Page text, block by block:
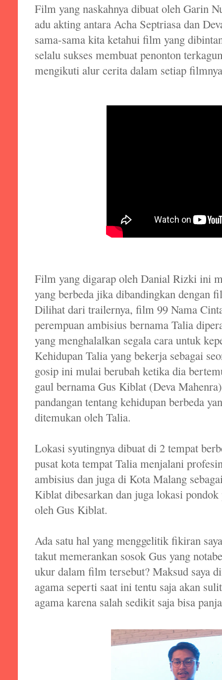
Film yang naskahnya dibuat oleh Garin
adu akting antara Acha Septriasa dan
sama-sama kita ketahui film yang
selalu sukses membuat penonton
mengikuti alur cerita dalam setiap
Film yang digarap oleh Danial Rizki ini
yang berbeda jika dibandingkan dengan
Dilihat dari trailernya, film 99 Nama
perempuan ambisius bernama Talia
yang menghalalkan segala cara untuk
Kehidupan Talia yang bekerja sebagai
gosip ini mulai berubah ketika dia
gaul bernama Gus Kiblat (Deva
pandangan tentang kehidupan berbeda
ditemukan oleh Talia.
Lokasi syutingnya dibuat di 2 tempat
pusat kota tempat Talia menjalani
ambisius dan juga di Kota Malang
Kiblat dibesarkan dan juga lokasi
oleh Gus Kiblat.
Ada satu hal yang menggelitik fikiran
takut memerankan sosok Gus yang
ukur dalam film tersebut? Maksud saya
agama seperti saat ini tentu saja akan
agama karena salah sedikit saja bisa